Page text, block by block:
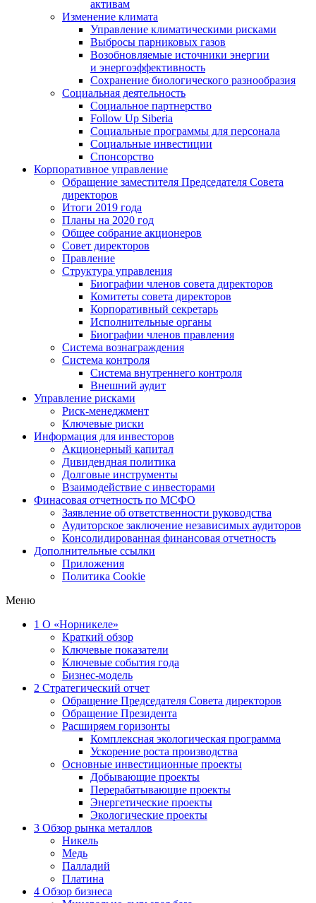
активам
Изменение климата
Управление климатическими рисками
Выбросы парниковых газов
Возобновляемые источники энергии
и энергоэффективность
Сохранение биологического разнообразия
Социальная деятельность
Социальное партнерство
Follow Up Siberia
Социальные программы для персонала
Социальные инвестиции
Спонсорство
Корпоративное управление
Обращение заместителя Председателя Совета
директоров
Итоги 2019 года
Планы на 2020 год
Общее собрание акционеров
Совет директоров
Правление
Структура управления
Биографии членов совета директоров
Комитеты совета директоров
Корпоративный секретарь
Исполнительные органы
Биографии членов правления
Система вознаграждения
Система контроля
Система внутреннего контроля
Внешний аудит
Управление рисками
Риск-менеджмент
Ключевые риски
Информация для инвесторов
Акционерный капитал
Дивидендная политика
Долговые инструменты
Взаимодействие с инвеcторами
Финасовая отчетность по МСФО
Заявление об ответственности руководства
Аудиторское заключение независимых аудиторов
Консолидированная финансовая отчетность
Дополнительные ссылки
Приложения
Политика Cookie
Меню
1 О «Норникеле»
Краткий обзор
Ключевые показатели
Ключевые события года
Бизнес-модель
2 Стратегический отчет
Обращение Председателя Совета директоров
Обращение Президента
Расширяем горизонты
Комплексная экологическая программа
Ускорение роста производства
Основные инвестиционные проекты
Добывающие проекты
Перерабатывающие проекты
Энергетические проекты
Экологические проекты
3 Обзор рынка металлов
Никель
Медь
Палладий
Платина
4 Обзор бизнеса